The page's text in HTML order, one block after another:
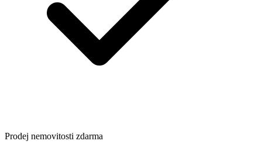
Prodej nemovitosti zdarma